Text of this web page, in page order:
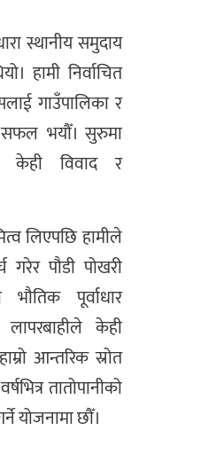
स्थानीय समुदाय
हामी निर्वाचित
गाउँपालिका र
सफल भयौँ। सुरुमा
केही विवाद र
लिएपछि हामीले
पौडी पोखरी
पूर्वाधार
केही
आन्तरिक स्रोत
तातोपानीको
योजनामा छौँ।